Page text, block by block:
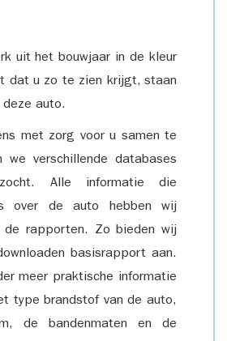
uit het bouwjaar in de kleur
dat u zo te zien krijgt, staan
auto.
met zorg voor u samen te
we verschillende databases
Alle informatie die
over de auto hebben wij
de rapporten. Zo bieden wij
basisrapport aan.
meer praktische informatie
type brandstof van de auto,
de bandenmaten en de